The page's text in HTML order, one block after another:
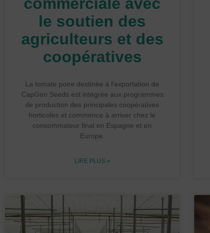
le soutien des
agriculteurs et des
coopératives
La tomate poire destinée à l’exportation de
CapGen Seeds est intégrée aux programmes
de production des principales coopératives
horticoles et commence à arriver chez le
consommateur final en Espagne et en
Europe.
LIRE PLUS »